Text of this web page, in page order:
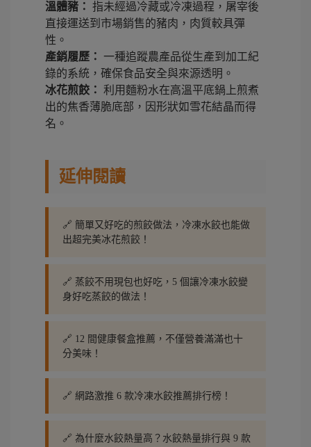
溫體豬： 指未經過冷藏或冷凍過程，屠宰後
直接運送到市場銷售的豬肉，肉質較具彈
性。
產銷履歷： 一種追蹤農產品從生產到加工紀
錄的系統，確保食品安全與來源透明。
冰花煎餃： 利用麵粉水在高溫平底鍋上煎煮
出的焦香薄脆底部，因形狀如雪花結晶而得
名。
延伸閱讀
🔗 簡單又好吃的煎餃做法，冷凍水餃也能做
出超完美冰花煎餃！
🔗 蒸餃不用現包也好吃，5 個讓冷凍水餃變
身好吃蒸餃的做法！
🔗 12 間健康餐盒推薦，不僅營養滿滿也十
分美味！
🔗 網路激推 6 款冷凍水餃推薦排行榜！
🔗 為什麼水餃熱量高？水餃熱量排行與 9 款